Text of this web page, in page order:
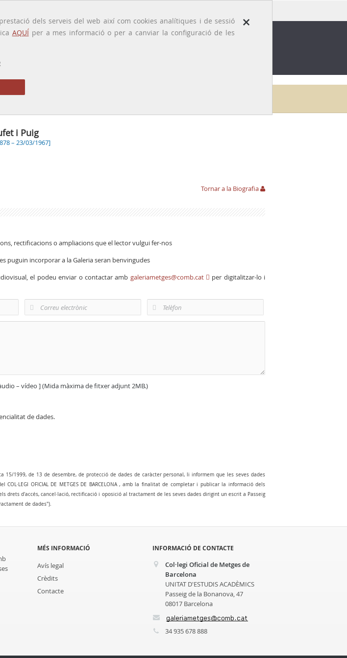
×
dels serveis del web així com cookies analítiques i de sessió
AQUÍper a mes informació o per a canviar la configuració de les
i Puig
– 23/03/1967]
Tornar a la Biografia
rectificacions o ampliacions que el lector vulgui fer-nos
puguin incorporar a la Galeria seran benvingudes
el podeu enviar o contactar amb galeriametges@comb.cat
per digitalitzar-lo i
– vídeo ] (Mida màxima de fitxer adjunt 2MB.)
de dades.
15/1999, de 13 de desembre, de protecció de dades de caràcter personal, li informem que les seves dades
OFICIAL DE METGES DE BARCELONA , amb la finalitat de completar i publicar la informació dels
drets d'accés, cancel·lació, rectificació i oposició al tractament de les seves dades dirigint un escrit a Passeig
de dades").
MÉS INFORMACIÓ
Avís legal
Crèdits
Contacte
INFORMACIÓ DE CONTACTE
Col·legi Oficial de Metges de
Barcelona
UNITAT D'ESTUDIS ACADÈMICS
Passeig de la Bonanova, 47
08017 Barcelona
34 935 678 888